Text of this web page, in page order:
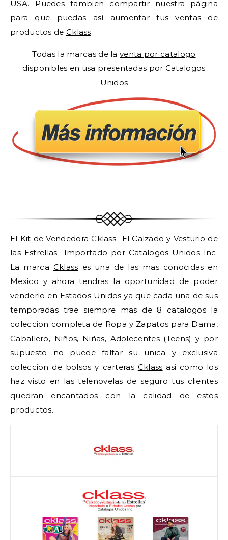
USA. Puedes tambien compartir nuestra página
para que puedas así aumentar tus ventas de
productos de Cklass.
Todas la marcas de laventa por catalogo
disponibles en usa presentadas por Catalogos
Unidos
.
El Kit de VendedoraCklass -El Calzado y Vesturio de
las Estrellas- Importado por Catalogos Unidos Inc.
La marca Cklass es una de las mas conocidas en
Mexico y ahora tendras la oportunidad de poder
venderlo en Estados Unidos ya que cada una de sus
temporadas trae siempre mas de 8 catalogos la
coleccion completa de Ropa y Zapatos para Dama,
Caballero, Niños, Niñas, Adolecentes (Teens) y por
supuesto no puede faltar su unica y exclusiva
coleccion de bolsos y carteras Cklass asi como los
haz visto en las telenovelas de seguro tus clientes
quedran encantados con la calidad de estos
productos..